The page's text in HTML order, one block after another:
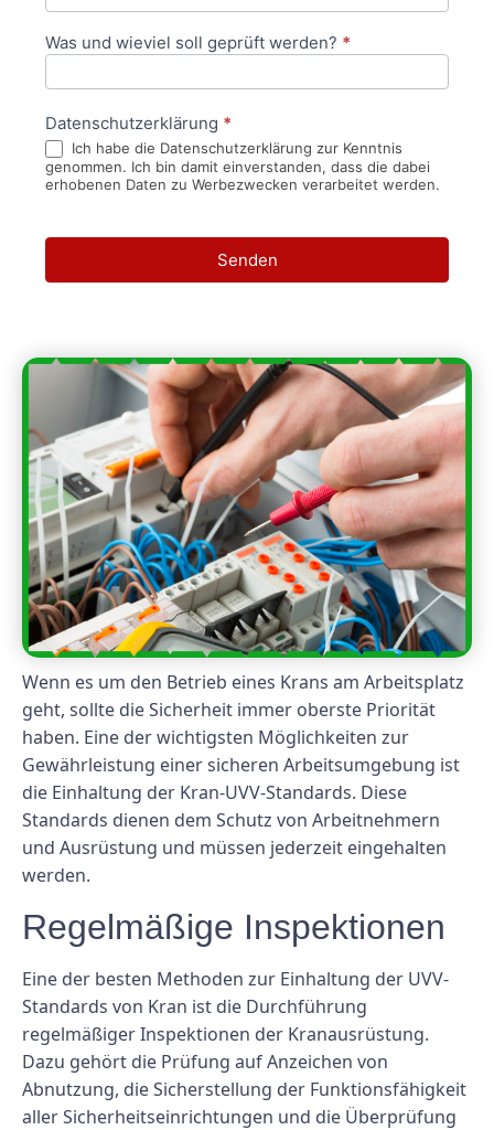
Was und wieviel soll geprüft werden? *
Datenschutzerklärung *
Ich habe die Datenschutzerklärung zur Kenntnis
genommen. Ich bin damit einverstanden, dass die dabei
erhobenen Daten zu Werbezwecken verarbeitet werden.
Senden
Wenn es um den Betrieb eines Krans am Arbeitsplatz
geht, sollte die Sicherheit immer oberste Priorität
haben. Eine der wichtigsten Möglichkeiten zur
Gewährleistung einer sicheren Arbeitsumgebung ist
die Einhaltung der Kran-UVV-Standards. Diese
Standards dienen dem Schutz von Arbeitnehmern
und Ausrüstung und müssen jederzeit eingehalten
werden.
Regelmäßige Inspektionen
Eine der besten Methoden zur Einhaltung der UVV-
Standards von Kran ist die Durchführung
regelmäßiger Inspektionen der Kranausrüstung.
Dazu gehört die Prüfung auf Anzeichen von
Abnutzung, die Sicherstellung der Funktionsfähigkeit
aller Sicherheitseinrichtungen und die Überprüfung